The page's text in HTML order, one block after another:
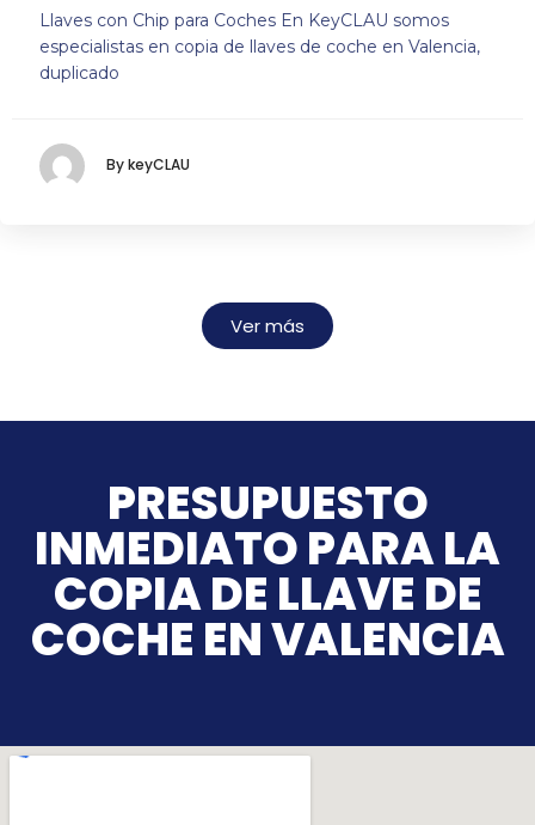
Llaves con Chip para Coches En KeyCLAU somos
especialistas en copia de llaves de coche en Valencia,
duplicado
By keyCLAU
Ver más
PRESUPUESTO
INMEDIATO PARA LA
COPIA DE LLAVE DE
COCHE EN VALENCIA